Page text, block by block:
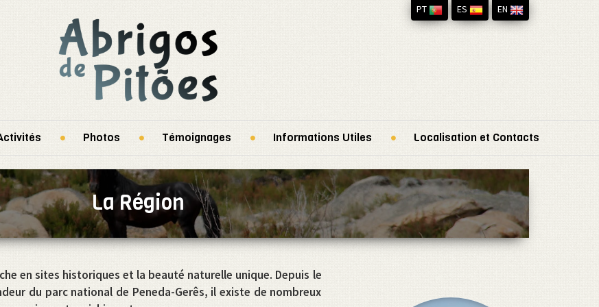
PT ES EN
Photos Témoignages Informations Utiles Localisation et Contacts
La Région
en sites historiques et la beauté naturelle unique. Depuis le
du parc national de Peneda-Gerês, il existe de nombreux